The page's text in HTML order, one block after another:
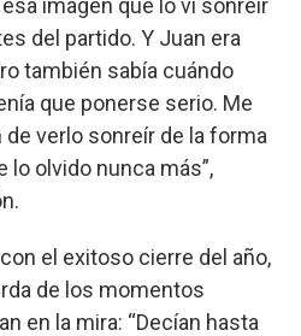
imagen que lo vi sonreír
del partido. Y Juan era
también sabía cuándo
que ponerse serio. Me
verlo sonreír de la forma
lo olvido nunca más”,
el exitoso cierre del año,
de los momentos
en la mira: “Decían hasta